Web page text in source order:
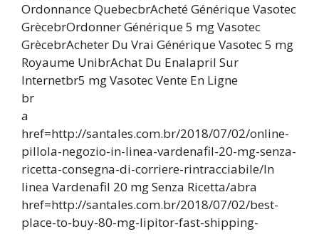
Ordonnance QuebecbrAcheté Générique Vasotec
GrècebrOrdonner Générique 5 mg Vasotec
GrècebrAcheter Du Vrai Générique Vasotec 5 mg
Royaume UnibrAchat Du Enalapril Sur
Internetbr5 mg Vasotec Vente En Ligne
br
a
href=http://santales.com.br/2018/07/02/online-
pillola-negozio-in-linea-vardenafil-20-mg-senza-
ricetta-consegna-di-corriere-rintracciabile/In
linea Vardenafil 20 mg Senza Ricetta/abra
href=http://santales.com.br/2018/07/02/best-
place-to-buy-80-mg-lipitor-fast-shipping-